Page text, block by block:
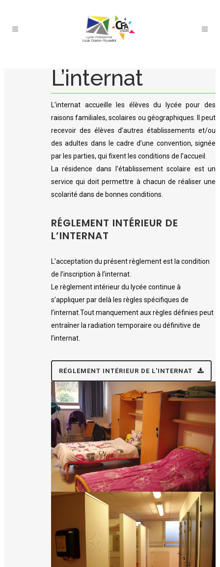
L’internat
L’internat accueille les élèves du lycée pour des
raisons familiales, scolaires ou géographiques. Il peut
recevoir des élèves d’autres établissements et/ou
des adultes dans le cadre d’une convention, signée
par les parties, qui fixent les conditions de l’accueil.
La résidence dans l’établissement scolaire est un
service qui doit permettre à chacun de réaliser une
scolarité dans de bonnes conditions.
RÉGLEMENT INTÉRIEUR DE
L’INTERNAT
L’acceptation du présent règlement est la condition
de l’inscription à l’internat.
Le règlement intérieur du lycée continue à
s’appliquer par delà les règles spécifiques de
l’internat.Tout manquement aux règles définies peut
entraîner la radiation temporaire ou définitive de
l’internat.
RÉGLEMENT INTÉRIEUR DE L'INTERNAT